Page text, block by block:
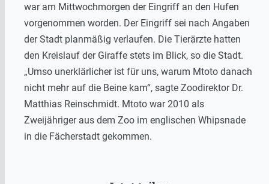
war am Mittwochmorgen der Eingriff an den Hufen
vorgenommen worden. Der Eingriff sei nach Angaben
der Stadt planmäßig verlaufen. Die Tierärzte hatten
den Kreislauf der Giraffe stets im Blick, so die Stadt.
„Umso unerklärlicher ist für uns, warum Mtoto danach
nicht mehr auf die Beine kam“, sagte Zoodirektor Dr.
Matthias Reinschmidt. Mtoto war 2010 als
Zweijähriger aus dem Zoo im englischen Whipsnade
in die Fächerstadt gekommen.